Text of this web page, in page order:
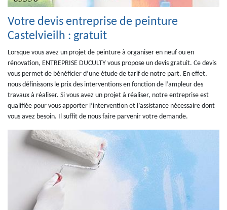
Votre devis entreprise de peinture
Castelvieilh : gratuit
Lorsque vous avez un projet de peinture à organiser en neuf ou en
rénovation, ENTREPRISE DUCULTY vous propose un devis gratuit. Ce devis
vous permet de bénéficier d’une étude de tarif de notre part. En effet,
nous définissons le prix des interventions en fonction de l’ampleur des
travaux à réaliser. Si vous avez un projet à réaliser, notre entreprise est
qualifiée pour vous apporter l’intervention et l’assistance nécessaire dont
vous avez besoin. Il suffit de nous faire parvenir votre demande.